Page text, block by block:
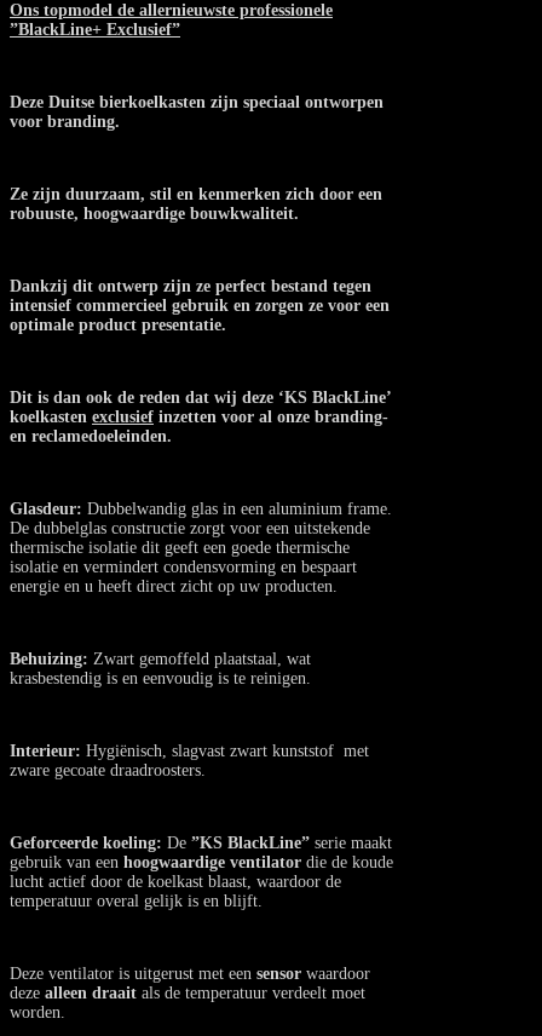
Ons topmodel de allernieuwste professionele
”BlackLine+ Exclusief”
Deze Duitse bierkoelkasten zijn speciaal ontworpen
voor branding.
Ze zijn duurzaam, stil en kenmerken zich door een
robuuste, hoogwaardige bouwkwaliteit.
Dankzij dit ontwerp zijn ze perfect bestand tegen
intensief commercieel gebruik en zorgen ze voor een
optimale product presentatie.
Dit is dan ook de reden dat wij deze ‘KS BlackLine’
koelkasten exclusief inzetten voor al onze branding-
en reclamedoeleinden.
Glasdeur: Dubbelwandig glas in een aluminium frame.
De dubbelglas constructie zorgt voor een uitstekende
thermische isolatie dit geeft een goede thermische
isolatie en vermindert condensvorming en bespaart
energie en u heeft direct zicht op uw producten.
Behuizing: Zwart gemoffeld plaatstaal, wat
krasbestendig is en eenvoudig is te reinigen.
Interieur: Hygiënisch, slagvast zwart kunststof met
zware gecoate draadroosters.
Geforceerde koeling: De ”KS BlackLine” serie maakt
gebruik van een hoogwaardige ventilator die de koude
lucht actief door de koelkast blaast, waardoor de
temperatuur overal gelijk is en blijft.
Deze ventilator is uitgerust met een sensor waardoor
deze alleen draait als de temperatuur verdeelt moet
worden.